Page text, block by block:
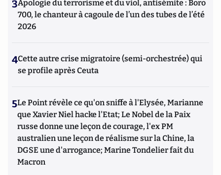
3Apologie du terrorisme et du viol, antisémite : Boro
700, le chanteur à cagoule de l’un des tubes de l’été
2026
4Cette autre crise migratoire (semi-orchestrée) qui
se profile après Ceuta
5Le Point révèle ce qu'on sniffe à l'Elysée, Marianne
que Xavier Niel hacke l'Etat; Le Nobel de la Paix
russe donne une leçon de courage, l'ex PM
australien une leçon de réalisme sur la Chine, la
DGSE une d'arrogance; Marine Tondelier fait du
Macron